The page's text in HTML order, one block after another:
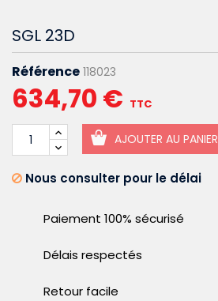
SGL 23D
Référence 118023
634,70 € TTC
AJOUTER AU PANIER
Nous consulter pour le délai
Paiement 100% sécurisé
Délais respectés
Retour facile